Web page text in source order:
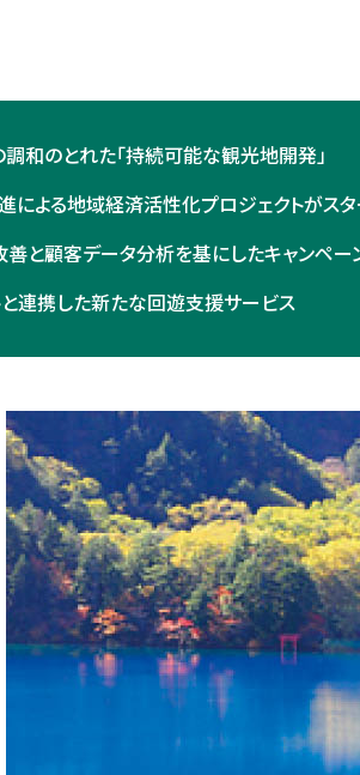
和のとれた「持続可能な観光地開発」
による地域経済活性化プロジェクトがスタ
と顧客データ分析を基にしたキャンペー
連携した新たな回遊支援サービス